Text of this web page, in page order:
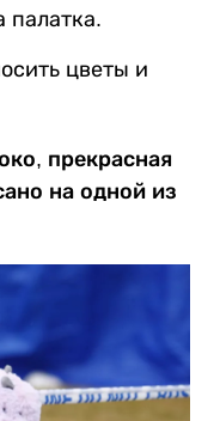
палатка.
цветы и
прекрасная
на одной из